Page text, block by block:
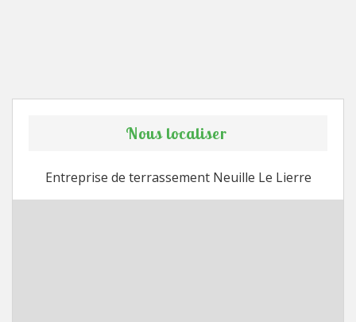
Nous localiser
Entreprise de terrassement Neuille Le Lierre